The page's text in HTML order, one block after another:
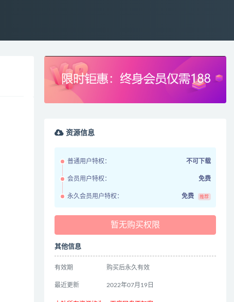
资源信息
普通用户特权： 不可下载
会员用户特权： 免费
永久会员用户特权： 免费 推荐
暂无购买权限
其他信息
有效期 购买后永久有效
最近更新 2022年07月19日